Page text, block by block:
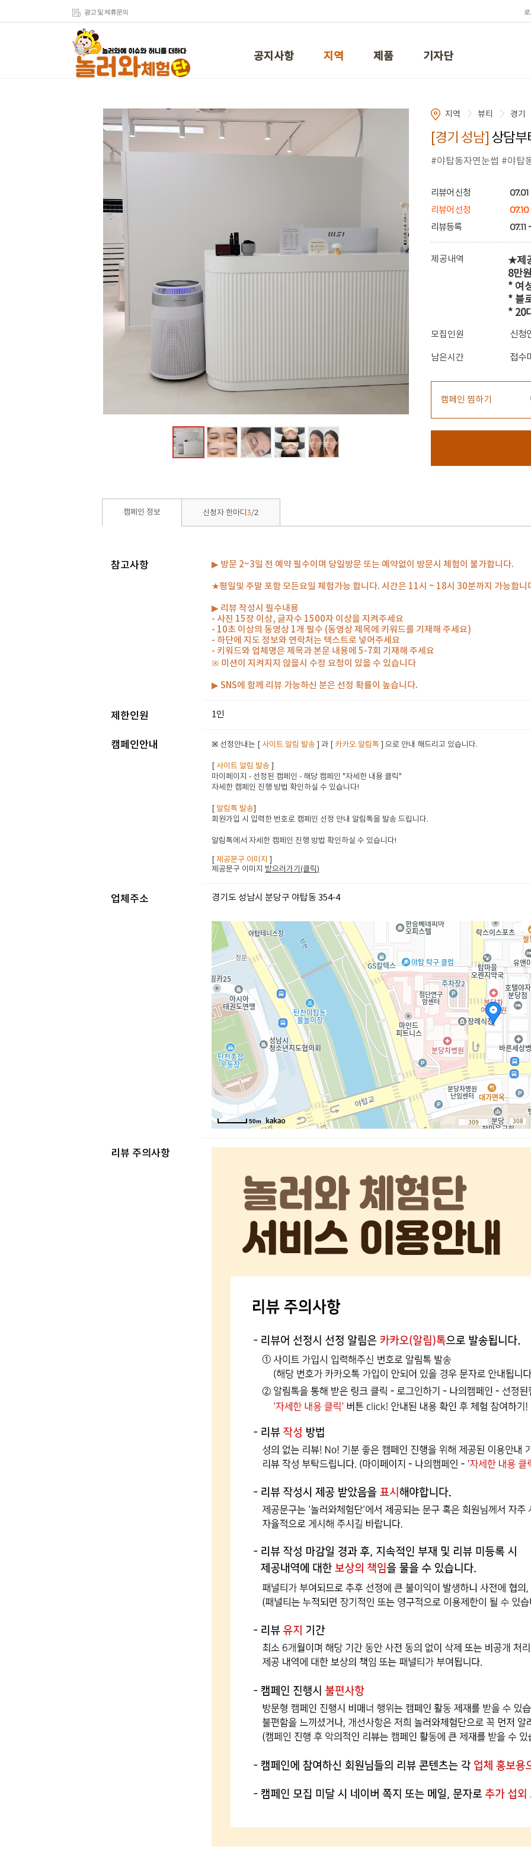
광고 및 제휴문의
공지사항 지역 제품 기자단
지역 뷰티 경기
[경기 성남] 상담부
#야탑동자연눈썹 #야탑
리뷰어 신청
리뷰어 선정 07.10
리뷰등록 07.11
제공내역
★제
8만
* 여
* 블
* 20
모집인원 신청
남은시간 접수
캠페인 찜하기
캠페인 정보 신청자 한마디 3/2
참고사항 ▶ 방문 2~3일 전 예약 필수이며 당일방문 또는 예약없이 방문시 체험이 불가합니다.
★평일및 주말 포함 모든요일 체험가능 합니다. 시간은 11시 ~ 18시 30분까지 가능합니
▶ 리뷰 작성시 필수내용
- 사진 15장 이상, 글자수 1500자 이상을 지켜주세요
- 10초 이상의 동영상 1개 필수 (동영상 제목에 키워드를 기재해 주세요)
- 하단에 지도 정보와 연락처는 텍스트로 넣어주세요
- 키워드와 업체명은 제목과 본문 내용에 5-7회 기재해 주세요
※ 미션이 지켜지지 않을시 수정 요청이 있을 수 있습니다
▶ SNS에 함께 리뷰 가능하신 분은 선정 확률이 높습니다.
제한인원 1인
캠페인안내 ※ 선정안내는 [ 사이트 알림 발송 ] 과 [ 카카오 알림톡 ] 으로 안내 해드리고 있습니다.
사이트 알림 발송
마이페이지 - 선정된 캠페인 - 해당 캠페인 "자세한 내용 클릭"
자세한 캠페인 진행 방법 확인하실 수 있습니다!
알림톡 발송
회원가입 시 입력한 번호로 캠페인 선정 안내 알림톡을 발송 드립니다.
알림톡에서 자세한 캠페인 진행 방법 확인하실 수 있습니다!
[제공문구 이미지
제공문구 이미지 받으러가기(클릭 )
업체주소 경기도 성남시 분당구 야탑동 354-4
50m
리뷰 주의사항